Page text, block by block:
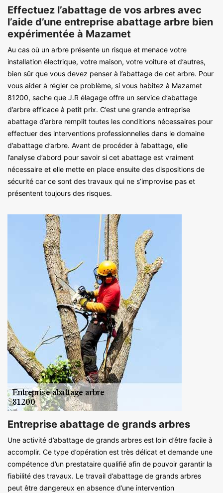
Effectuez l’abattage de vos arbres avec
l’aide d’une entreprise abattage arbre bien
expérimentée à Mazamet
Au cas où un arbre présente un risque et menace votre
installation électrique, votre maison, votre voiture et d’autres,
bien sûr que vous devez penser à l’abattage de cet arbre. Pour
vous aider à régler ce problème, si vous habitez à Mazamet
81200, sache que J.R élagage offre un service d’abattage
d’arbre efficace à petit prix. C’est une grande entreprise
abattage d’arbre remplit toutes les conditions nécessaires pour
effectuer des interventions professionnelles dans le domaine
d’abattage d’arbre. Avant de procéder à l’abattage, elle
l’analyse d’abord pour savoir si cet abattage est vraiment
nécessaire et elle mette en place ensuite des dispositions de
sécurité car ce sont des travaux qui ne s’improvise pas et
présentent toujours des risques.
Entreprise abattage de grands arbres
Une activité d’abattage de grands arbres est loin d’être facile à
accomplir. Ce type d’opération est très délicat et demande une
compétence d’un prestataire qualifié afin de pouvoir garantir la
fiabilité des travaux. Le travail d’abattage de grands arbres
peut être dangereux en absence d’une intervention